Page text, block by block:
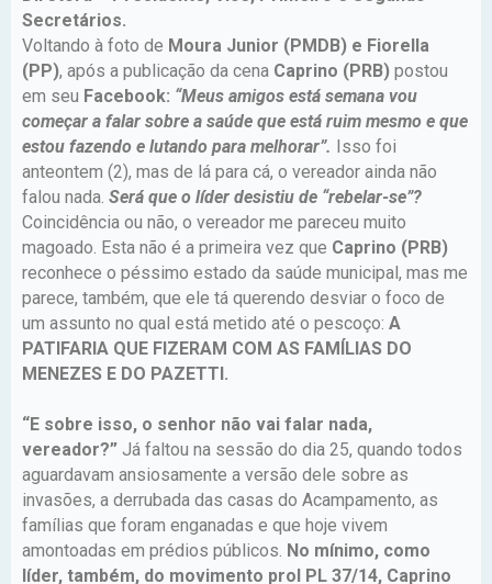
Secretários.
Voltando à foto de Moura Junior (PMDB) e Fiorella
(PP), após a publicação da cena Caprino (PRB) postou
em seu Facebook: “Meus amigos está semana vou
começar a falar sobre a saúde que está ruim mesmo e que
estou fazendo e lutando para melhorar”. Isso foi
anteontem (2), mas de lá para cá, o vereador ainda não
falou nada. Será que o líder desistiu de “rebelar-se”?
Coincidência ou não, o vereador me pareceu muito
magoado. Esta não é a primeira vez que Caprino (PRB)
reconhece o péssimo estado da saúde municipal, mas me
parece, também, que ele tá querendo desviar o foco de
um assunto no qual está metido até o pescoço: A
PATIFARIA QUE FIZERAM COM AS FAMÍLIAS DO
MENEZES E DO PAZETTI.
“E sobre isso, o senhor não vai falar nada,
vereador?” Já faltou na sessão do dia 25, quando todos
aguardavam ansiosamente a versão dele sobre as
invasões, a derrubada das casas do Acampamento, as
famílias que foram enganadas e que hoje vivem
amontoadas em prédios públicos. No mínimo, como
líder, também, do movimento prol PL 37/14, Caprino